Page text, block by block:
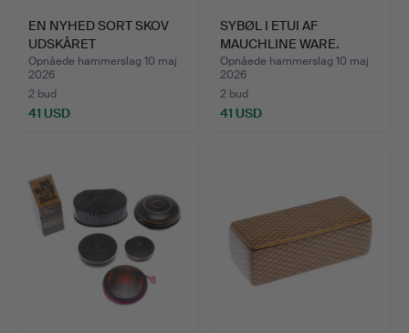
EN NYHED SORT SKOV
UDSKÅRET
TRÆNØDDEKNÆKKE…
Opnåede hammerslag 10 maj
2026
2 bud
41 USD
SYBØL I ETUI AF
MAUCHLINE WARE.
Opnåede hammerslag 10 maj
2026
2 bud
41 USD